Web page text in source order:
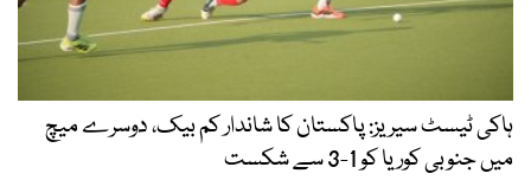
ہاکی ٹیسٹ سیریز: پاکستان کا شاندار کم بیک، دوسرے میچ
میں جنوبی کوریا کو 1-3 سے شکست